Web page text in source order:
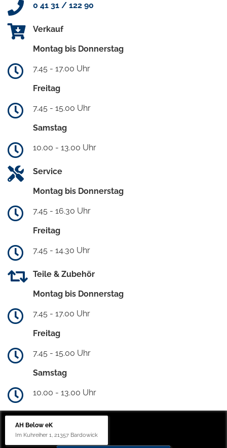
0 41 31 / 122 90
Verkauf
Montag bis Donnerstag
7.45 - 17.00 Uhr
Freitag
7.45 - 15.00 Uhr
Samstag
10.00 - 13.00 Uhr
Service
Montag bis Donnerstag
7.45 - 16.30 Uhr
Freitag
7.45 - 14.30 Uhr
Teile & Zubehör
Montag bis Donnerstag
7.45 - 17.00 Uhr
Freitag
7.45 - 15.00 Uhr
Samstag
10.00 - 13.00 Uhr
AH Below eK
Im Kuhreiher 1, 21357 Bardowick